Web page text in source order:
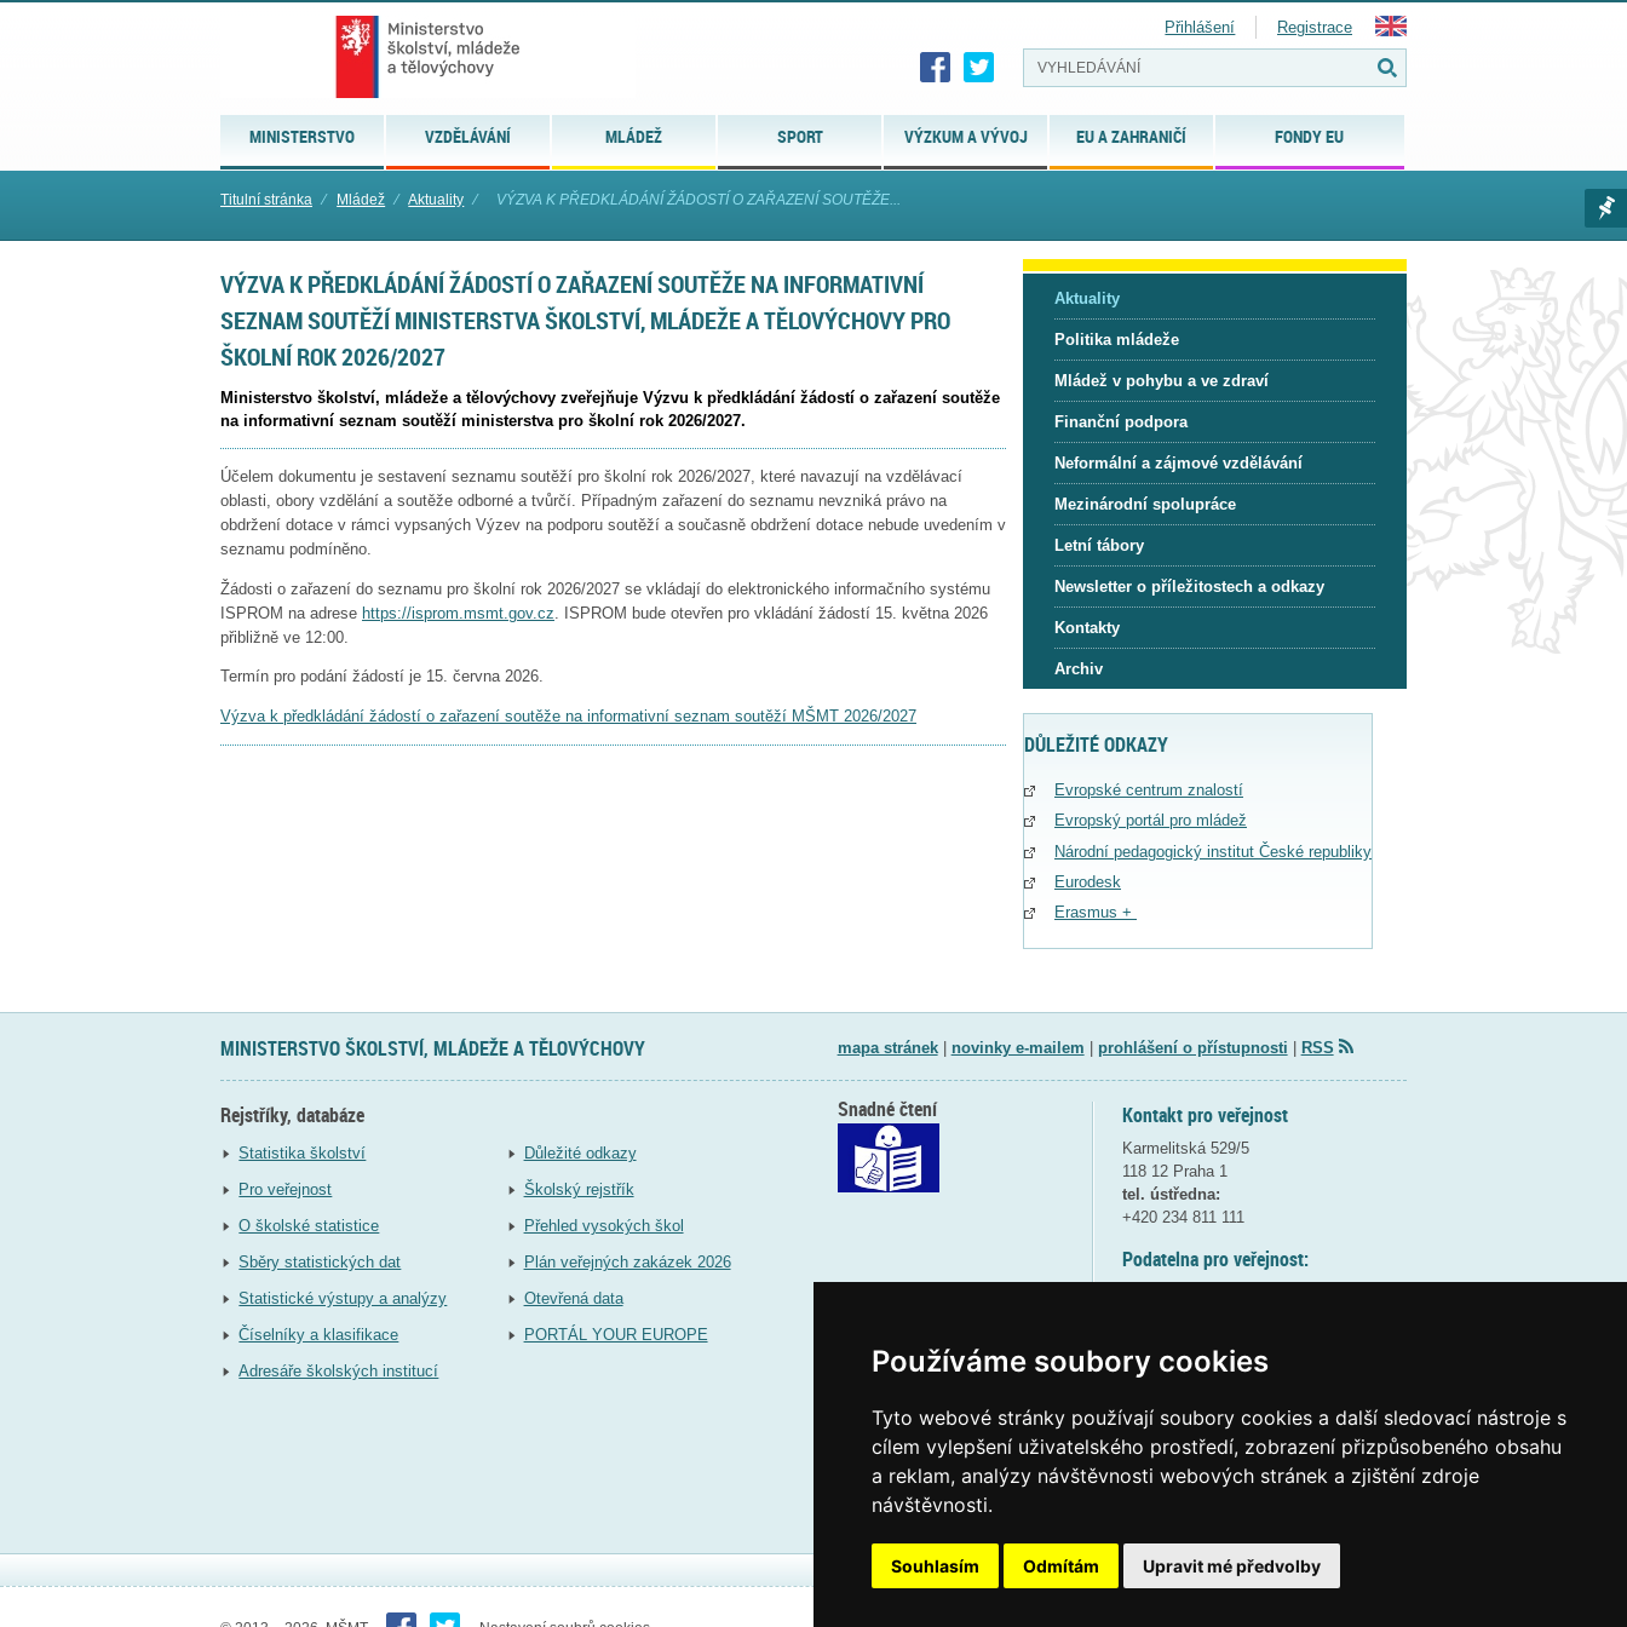
Používáme soubory cookies
Tyto webové stránky používají soubory cookies a další sledovací nástroje s
cílem vylepšení uživatelského prostředí, zobrazení přizpůsobeného obsahu
a reklam, analýzy návštěvnosti webových stránek a zjištění zdroje
návštěvnosti.
Souhlasím Odmítám Upravit mé předvolby
MINISTERSTVO VZDĚLÁVÁNÍ MLÁDEŽ SPORT VÝZKUM A VÝVOJ EU A ZAHRANIČÍ FONDY EU
Přihlášení Registrace
Titulní stránka ⁄ Mládež ⁄ Aktuality ⁄ VÝZVA K PŘEDKLÁDÁNÍ ŽÁDOSTÍ O ZAŘAZENÍ SOUTĚŽE...
VÝZVA K PŘEDKLÁDÁNÍ ŽÁDOSTÍ O ZAŘAZENÍ SOUTĚŽE NA INFORMATIVNÍ
SEZNAM SOUTĚŽÍ MINISTERSTVA ŠKOLSTVÍ, MLÁDEŽE A TĚLOVÝCHOVY PRO
ŠKOLNÍ ROK 2026/2027
Ministerstvo školství, mládeže a tělovýchovy zveřejňuje Výzvu k předkládání žádostí o zařazení soutěže
na informativní seznam soutěží ministerstva pro školní rok 2026/2027.
Účelem dokumentu je sestavení seznamu soutěží pro školní rok 2026/2027, které navazují na vzdělávací
oblasti, obory vzdělání a soutěže odborné a tvůrčí. Případným zařazení do seznamu nevzniká právo na
obdržení dotace v rámci vypsaných Výzev na podporu soutěží a současně obdržení dotace nebude uvedením v
seznamu podmíněno.
Žádosti o zařazení do seznamu pro školní rok 2026/2027 se vkládají do elektronického informačního systému
ISPROM na adrese https://isprom.msmt.gov.cz . ISPROM bude otevřen pro vkládání žádostí 15. května 2026
přibližně ve 12:00.
Termín pro podání žádostí je 15. června 2026.
Výzva k předkládání žádostí o zařazení soutěže na informativní seznam soutěží MŠMT 2026/2027
Aktuality
Politika mládeže
Mládež v pohybu a ve zdraví
Finanční podpora
Neformální a zájmové vzdělávání
Mezinárodní spolupráce
Letní tábory
Newsletter o příležitostech a odkazy
Kontakty
Archiv
DŮLEŽITÉ ODKAZY
Evropské centrum znalostí
Evropský portál pro mládež
Národní pedagogický institut České republiky
Eurodesk
Erasmus +
MINISTERSTVO ŠKOLSTVÍ, MLÁDEŽE A TĚLOVÝCHOVY mapa stránek| novinky e-mailem prohlášení o přístupnosti RSS
Rejstříky, databáze
Statistika školství
Pro veřejnost
O školské statistice
Sběry statistických dat
Statistické výstupy a analýzy
Číselníky a klasifikace
Adresáře školských institucí
Důležité odkazy
Školský rejstřík
Přehled vysokých škol
Plán veřejných zakázek 2026
Otevřená data
PORTÁL YOUR EUROPE
Kontakt pro veřejnost
Karmelitská 529/5
118 12 Praha 1
tel. ústředna:
+420 234 811 111
Podatelna pro veřejnost:
(více informací
Elektronická podatelna:
posta@msmt.gov.cz
Snadné čtení